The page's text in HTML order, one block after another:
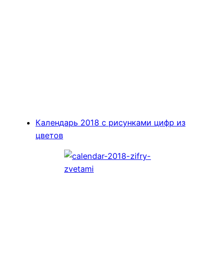
Календарь 2018 с рисунками цифр из
цветов